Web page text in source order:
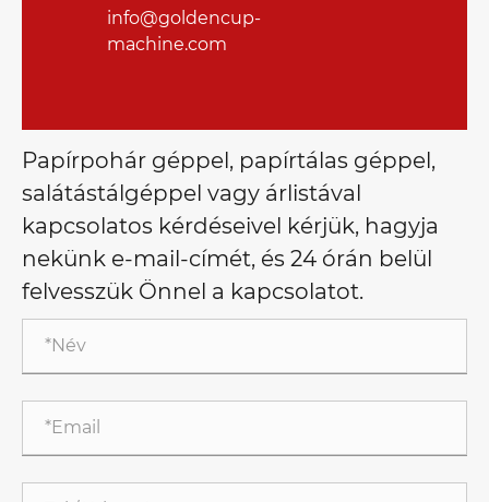
info@goldencup-
machine.com
Papírpohár géppel, papírtálas géppel,
salátástálgéppel vagy árlistával
kapcsolatos kérdéseivel kérjük, hagyja
nekünk e-mail-címét, és 24 órán belül
felvesszük Önnel a kapcsolatot.